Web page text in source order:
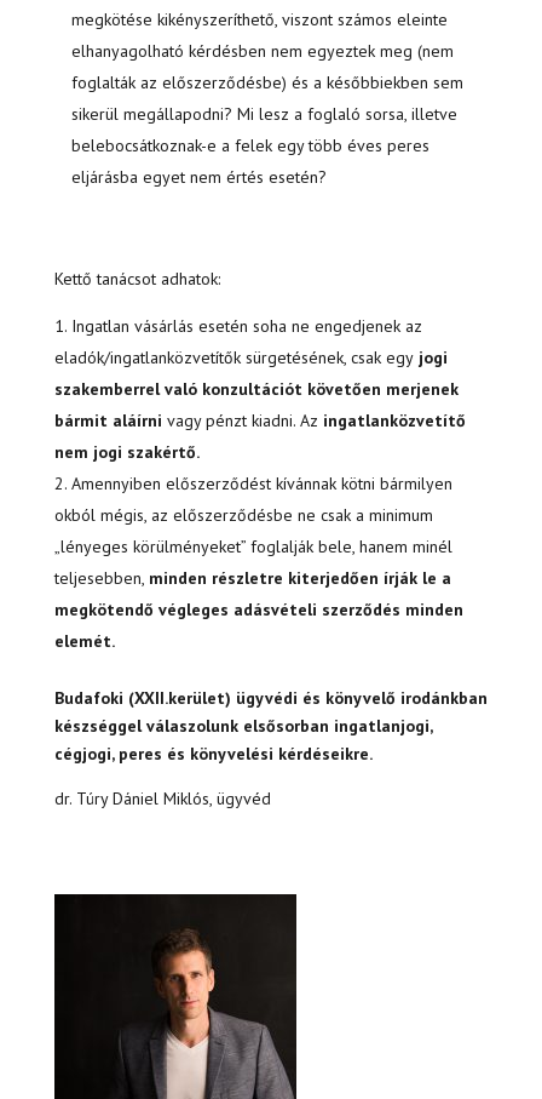
megkötése kikényszeríthető, viszont számos eleinte
elhanyagolható kérdésben nem egyeztek meg (nem
foglalták az előszerződésbe) és a későbbiekben sem
sikerül megállapodni? Mi lesz a foglaló sorsa, illetve
belebocsátkoznak-e a felek egy több éves peres
eljárásba egyet nem értés esetén?
Kettő tanácsot adhatok:
Ingatlan vásárlás esetén soha ne engedjenek az
eladók/ingatlanközvetítők sürgetésének, csak egyjogi
szakemberrel való konzultációt követően merjenek
bármit aláírni vagy pénzt kiadni. Az ingatlanközvetítő
nem jogi szakértő.
Amennyiben előszerződést kívánnak kötni bármilyen
okból mégis, az előszerződésbe ne csak a minimum
„lényeges körülményeket” foglalják bele, hanem minél
teljesebben, minden részletre kiterjedően írják le a
megkötendő végleges adásvételi szerződés minden
elemét.
Budafoki (XXII.kerület) ügyvédi és könyvelő irodánkban
készséggel válaszolunk elsősorban ingatlanjogi,
cégjogi, peres és könyvelési kérdéseikre.
dr. Túry Dániel Miklós, ügyvéd